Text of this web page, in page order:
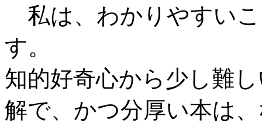
私は、わかりやすい
す。
知的好奇心から少し難
解で、かつ分厚い本は